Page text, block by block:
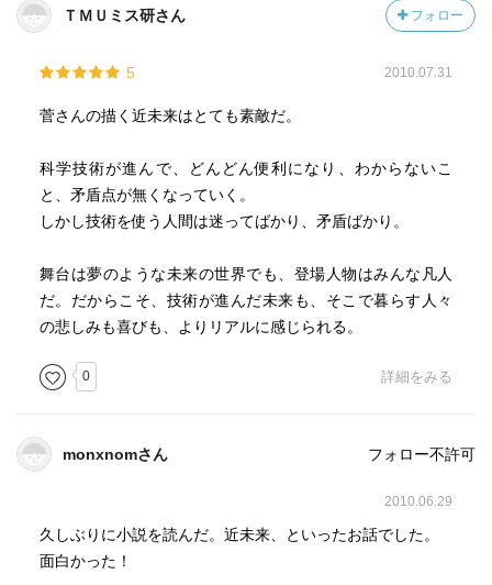
ＴＭＵミス研さん フォロー
5 2010.07.31
菅さんの描く近未来はとても素敵だ。
科学技術が進んで、どんどん便利になり、わからないこ
と、矛盾点が無くなっていく。
しかし技術を使う人間は迷ってばかり、矛盾ばかり。
舞台は夢のような未来の世界でも、登場人物はみんな凡人
だ。だからこそ、技術が進んだ未来も、そこで暮らす人々
の悲しみも喜びも、よりリアルに感じられる。
0 詳細をみる
monxnomさん フォロー不許可
2010.06.29
久しぶりに小説を読んだ。近未来、といったお話でした。
面白かった！